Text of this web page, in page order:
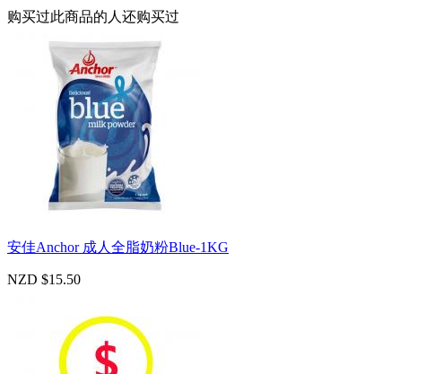
购买过此商品的人还购买过
安佳Anchor 成人全脂奶粉Blue-1KG
NZD $15.50